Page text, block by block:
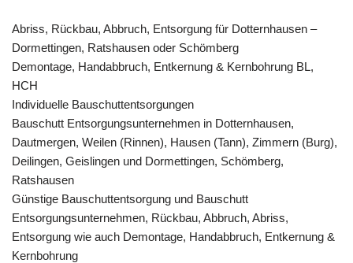
Abriss, Rückbau, Abbruch, Entsorgung für Dotternhausen –
Dormettingen, Ratshausen oder Schömberg
Demontage, Handabbruch, Entkernung & Kernbohrung BL,
HCH
Individuelle Bauschuttentsorgungen
Bauschutt Entsorgungsunternehmen in Dotternhausen,
Dautmergen, Weilen (Rinnen), Hausen (Tann), Zimmern (Burg),
Deilingen, Geislingen und Dormettingen, Schömberg,
Ratshausen
Günstige Bauschuttentsorgung und Bauschutt
Entsorgungsunternehmen, Rückbau, Abbruch, Abriss,
Entsorgung wie auch Demontage, Handabbruch, Entkernung &
Kernbohrung